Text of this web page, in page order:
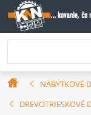
Prejsť
na
obsah
DomovNÁBYTKOVÉ
DREVOTRIESKOVÉ